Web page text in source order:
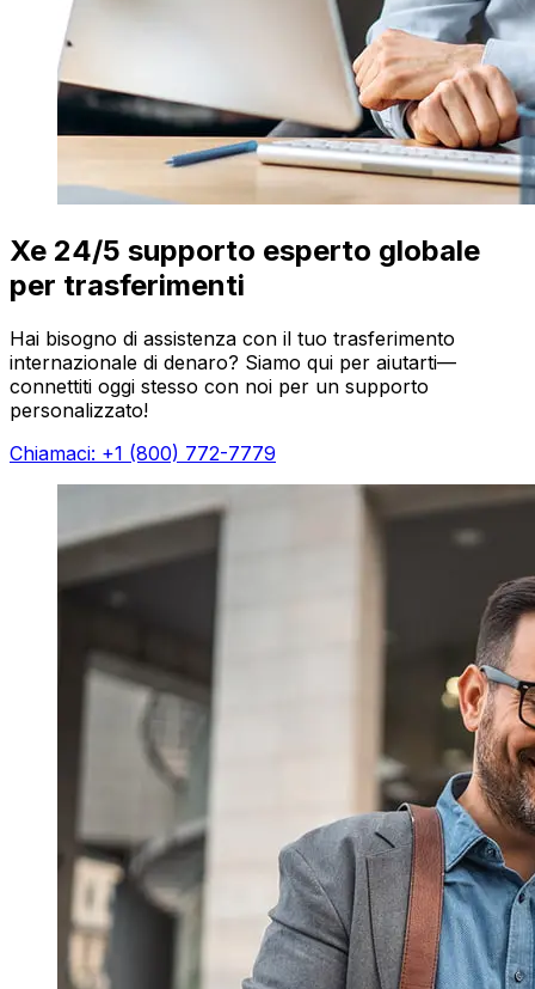
Xe 24/5 supporto esperto globale
per trasferimenti
Hai bisogno di assistenza con il tuo trasferimento
internazionale di denaro? Siamo qui per aiutarti—
connettiti oggi stesso con noi per un supporto
personalizzato!
Chiamaci: +1 (800) 772-7779